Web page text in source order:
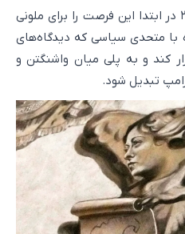
پیروزی ترامپ در انتخابات ۲۰۲۴ در ابتدا این فرصت را برای ملونی
با متحدی سیاسی که دیدگاه‌های
کند و به پلی میان واشنگتن و
تبدیل شود.